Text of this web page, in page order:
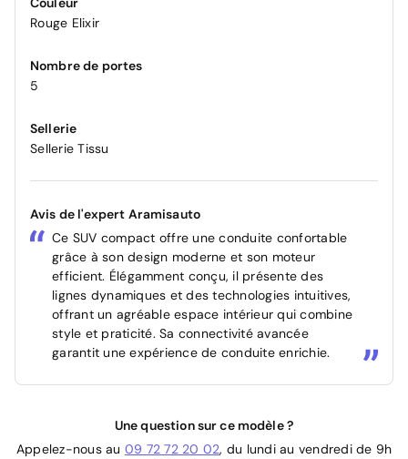
Rouge Elixir
Nombre de portes
5
Sellerie
Sellerie Tissu
Avis de l'expert Aramisauto
Ce SUV compact offre une conduite confortable
grâce à son design moderne et son moteur
efficient. Élégamment conçu, il présente des
lignes dynamiques et des technologies intuitives,
offrant un agréable espace intérieur qui combine
style et praticité. Sa connectivité avancée
garantit une expérience de conduite enrichie.
Une question sur ce modèle ?
Appelez-nous au 09 72 72 20 02, du lundi au vendredi de 9h